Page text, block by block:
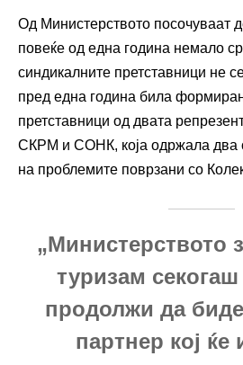
Од Министерството посочуваат
повеќе од една година немало
синдикалните претставници не
пред една година била
претставници од двата
СКРМ и СОНК, која одржала два
на проблемите поврзани со
„Министерството
туризам
продолжи да
партнер кој ќе